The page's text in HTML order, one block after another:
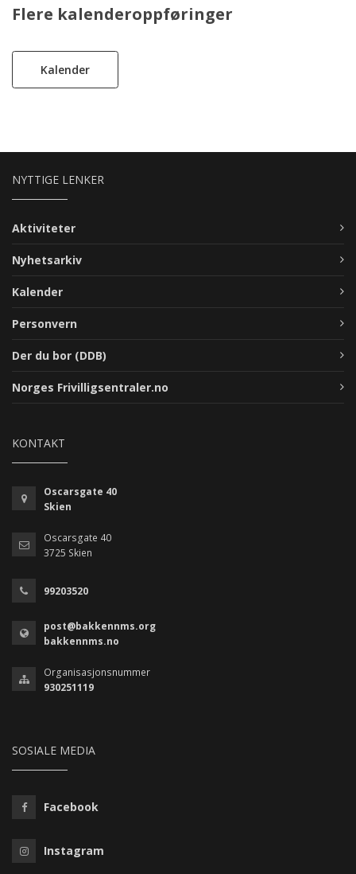
Flere kalenderoppføringer
Kalender
NYTTIGE LENKER
Aktiviteter
Nyhetsarkiv
Kalender
Personvern
Der du bor (DDB)
Norges Frivilligsentraler.no
KONTAKT
Oscarsgate 40
Skien
Oscarsgate 40
3725 Skien
99203520
post@bakkennms.org
bakkennms.no
Organisasjonsnummer
930251119
SOSIALE MEDIA
Facebook
Instagram